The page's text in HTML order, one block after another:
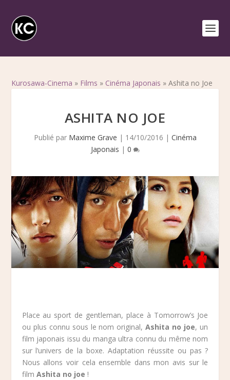
Kurosawa-Cinema » Films » Cinéma Japonais »Ashita no Joe
ASHITA NO JOE
Publié par Maxime Grave | 14/10/2016 | Cinéma
Japonais | 0
Place au sport de gentleman, place à Tomorrow’s Joe
ou plus connu sous le nom original,Ashita no joe, un
film japonais issu du manga ultra connu du même nom
sur l’univers de la boxe. Adaptation réussite ou pas ?
Nous allons voir cela ensemble dans mon avis sur le
film Ashita no joe !